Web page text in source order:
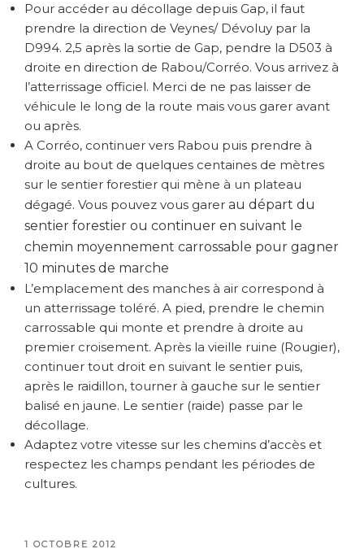
Pour accéder au décollage depuis Gap, il faut
prendre la direction de Veynes/ Dévoluy par la
D994. 2,5 après la sortie de Gap, pendre la D503 à
droite en direction de Rabou/Corréo. Vous arrivez à
l’atterrissage officiel. Merci de ne pas laisser de
véhicule le long de la route mais vous garer avant
ou après.
A Corréo, continuer vers Rabou puis prendre à
droite au bout de quelques centaines de mètres
sur le sentier forestier qui mène à un plateau
dégagé. Vous pouvez vous garer au départ du
sentier forestier ou continuer en suivant le
chemin moyennement carrossable pour gagner
10 minutes de marche
L’emplacement des manches à air correspond à
un atterrissage toléré. A pied, prendre le chemin
carrossable qui monte et prendre à droite au
premier croisement. Après la vieille ruine (Rougier),
continuer tout droit en suivant le sentier puis,
après le raidillon, tourner à gauche sur le sentier
balisé en jaune. Le sentier (raide) passe par le
décollage.
Adaptez votre vitesse sur les chemins d’accès et
respectez les champs pendant les périodes de
cultures.
PUBLIÉ
1 OCTOBRE 2012